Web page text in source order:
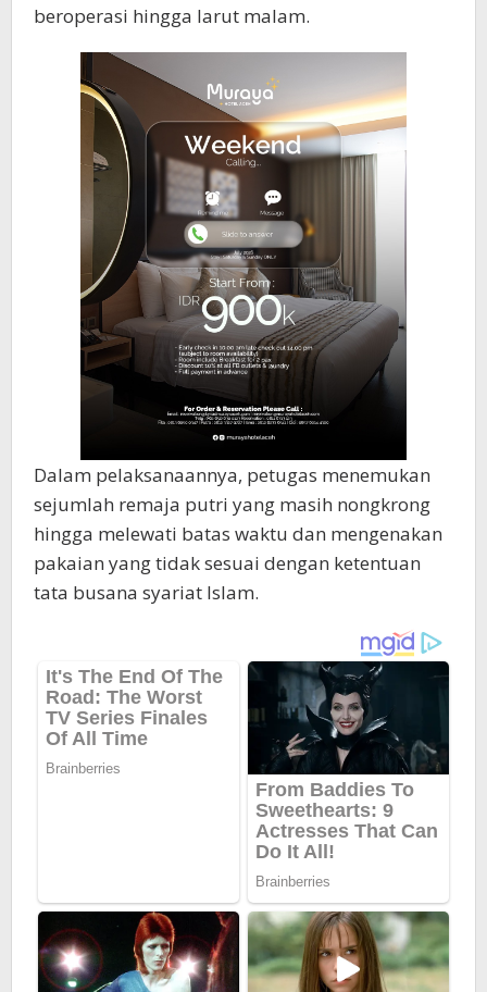
beroperasi hingga larut malam.
Dalam pelaksanaannya, petugas menemukan
sejumlah remaja putri yang masih nongkrong
hingga melewati batas waktu dan mengenakan
pakaian yang tidak sesuai dengan ketentuan
tata busana syariat Islam.